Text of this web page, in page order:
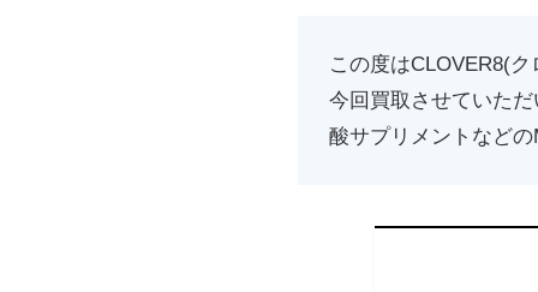
この度はCLOVER8(
今回買取させていた
酸サプリメントなど